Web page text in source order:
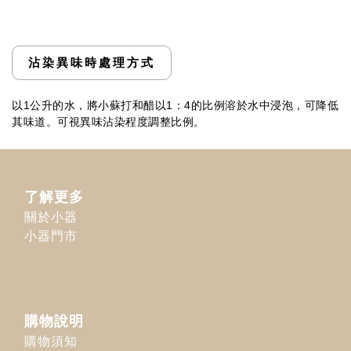
沾染異味時處理方式
以1公升的水，將小蘇打和醋以1：4的比例溶於水中浸泡，可降低
其味道。可視異味沾染程度調整比例。
了解更多
關於小器
小器門市
購物說明
購物須知